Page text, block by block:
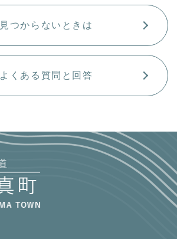
見つからないときは
よくある質問と回答